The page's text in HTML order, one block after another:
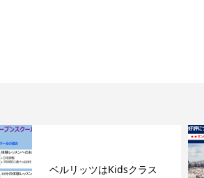
ベルリッツはKidsクラス